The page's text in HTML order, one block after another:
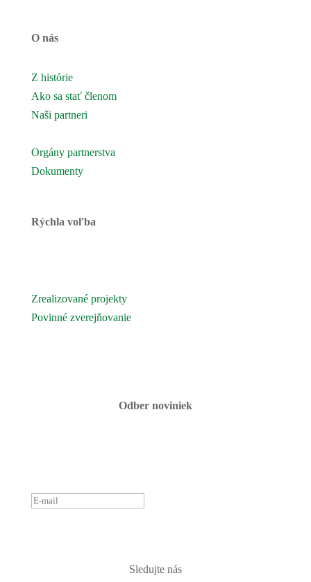
O nás
Z histórie
Ako sa stať členom
Naši partneri
Orgány partnerstva
Dokumenty
Rýchla voľba
Zrealizované projekty
Povinné zverejňovanie
Odber noviniek
Sledujte nás